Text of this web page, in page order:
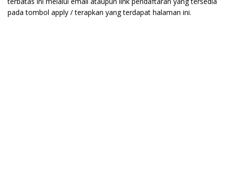
pada tombol apply / terapkan yang terdapat halaman ini.